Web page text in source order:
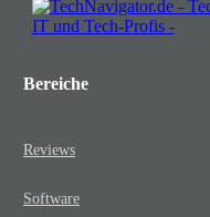
Bereiche
Reviews
Software